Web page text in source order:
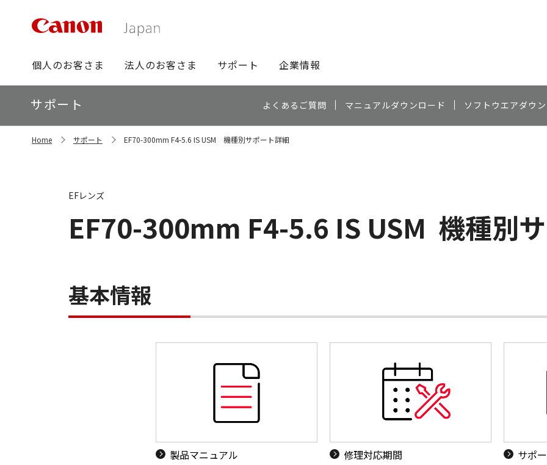
グ
ロ
ー
バ
ビ
個人のお客さま 法人のお客さま サポート 企業情報
ロ
ー
カ
ル
サポート よくあるご質問 マニュアルダウンロード ソフトウエアダウ
Home サポート EF70-300mm F4-5.6 IS USM 機種別サポート詳細
EF70-300mm F4-5.6 IS USM 機種別
EFレンズ
基本情報
製品マニュアル 修理対応期間 サポ